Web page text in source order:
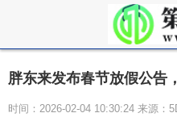
胖东来发布春节放假公告
时间：2026-02-04 10:30:24 来源：